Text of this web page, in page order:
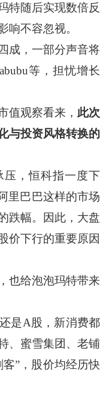
特随后实现数倍反
响不容忽视。
，一部分声音将
等，担忧增长
观察看来， 此次
与投资风格转换的
，恒科指一度下
里巴巴这样的市场
跌幅。因此，大盘
价下行的重要原因
给泡泡玛特带来
是A股，新消费都
、蜜雪集团、老铺
”，股价均经历快